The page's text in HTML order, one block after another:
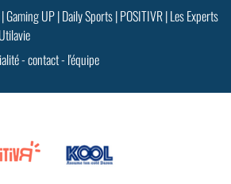
Gaming UP|Daily Sports|POSITIVR|Les Experts
Utilavie
-contact- l'équipe